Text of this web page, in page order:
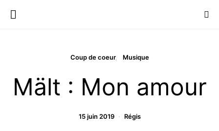
Coup de coeur Musique
Mält : Mon amour
15 juin 2019 Régis